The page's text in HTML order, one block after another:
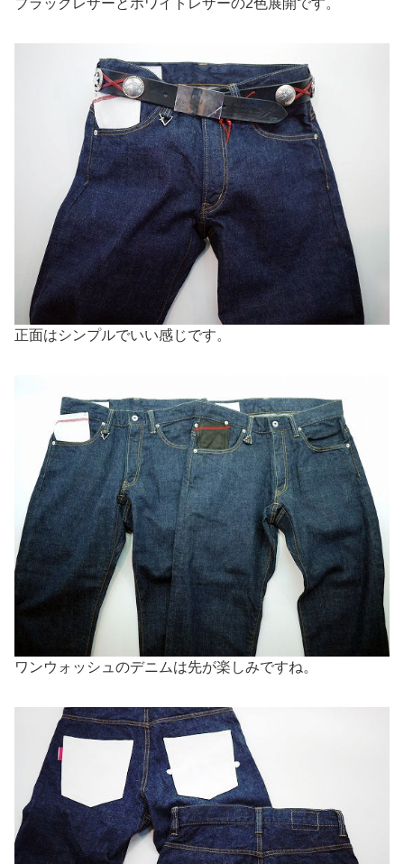
ブラックレザーとホワイトレザーの2色展開です。
正面はシンプルでいい感じです。
ワンウォッシュのデニムは先が楽しみですね。